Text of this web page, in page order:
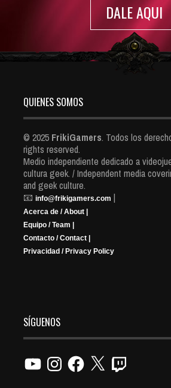
DALE AQUI
QUIENES SOMOS
© 2025 FrikiGamers. Todos los
rights reserved.
Medio independiente dedicado a
cultura geek. / Independent media
and geek culture.
📧 info@frikigamers.com |
Acerca de / About |
Equipo / Team |
Contacto / Contact |
Privacidad / Privacy Policy
SÍGUENOS
YouTubeInstagramFacebook
X Twitch